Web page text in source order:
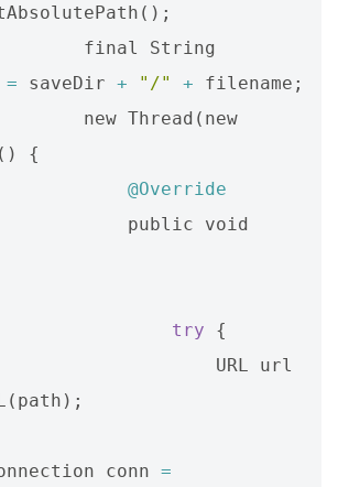
();
final
String
= saveDir + "/" + filename ;
new Thread ( new
()
{
@Override
public
void
try
{
URL
url
( path );
conn =